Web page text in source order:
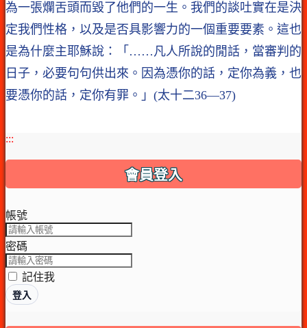
為一張爛舌頭而毀了他們的一生。我們的談吐實在是決
定我們性格，以及是否具影響力的一個重要要素。這也
是為什麼主耶穌說：「……凡人所說的閒話，當審判的
日子，必要句句供出來。因為憑你的話，定你為義，也
要憑你的話，定你有罪。」(太十二36—37)
:::
會員登入
帳號
密碼
記住我
登入